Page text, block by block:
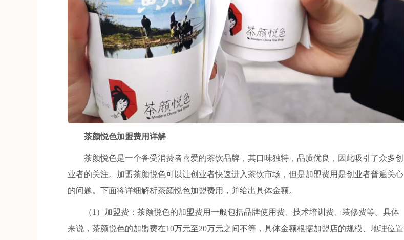
茶颜悦色加盟费用详解
茶颜悦色是一个备受消费者喜爱的茶饮品牌，其口味独特，品质优良，因此吸引了众多创
业者的关注。加盟茶颜悦色可以让创业者快速进入茶饮市场，但是加盟费用是创业者普遍关心
的问题。下面将详细解析茶颜悦色加盟费用，并给出具体金额。
（1）加盟费：茶颜悦色的加盟费用一般包括品牌使用费、技术培训费、装修费等。具体
来说，茶颜悦色的加盟费在10万元至20万元之间不等，具体金额根据加盟店的规模、地理位置